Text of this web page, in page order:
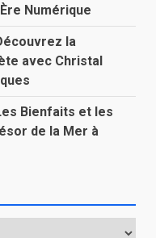
Numérique
la
avec Christal
Bienfaits et les
de la Mer à